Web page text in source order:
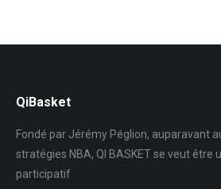
QiBasket
Fondé par Jérémy Péglion, auparavant
stratégies NBA, QI BASKET se veut être
participatif